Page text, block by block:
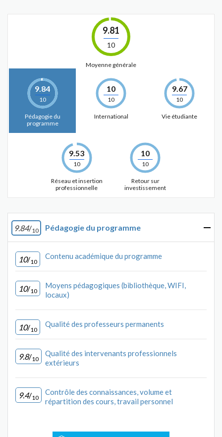
9.81
10
Moyenne générale
9.84
10
Pédagogie du
programme
10
10
International
9.67
10
Vie étudiante
9.53
10
Réseau et insertion
professionnelle
10
10
Retour sur
investissement
9.84/10 Pédagogie du programme
10/10
Contenu académique du programme
10/10
Moyens pédagogiques (bibliothèque, WIFI,
locaux)
10/10
Qualité des professeurs permanents
9.8/10
Qualité des intervenants professionnels
extérieurs
9.4/10
Contrôle des connaissances, volume et
répartition des cours, travail personnel